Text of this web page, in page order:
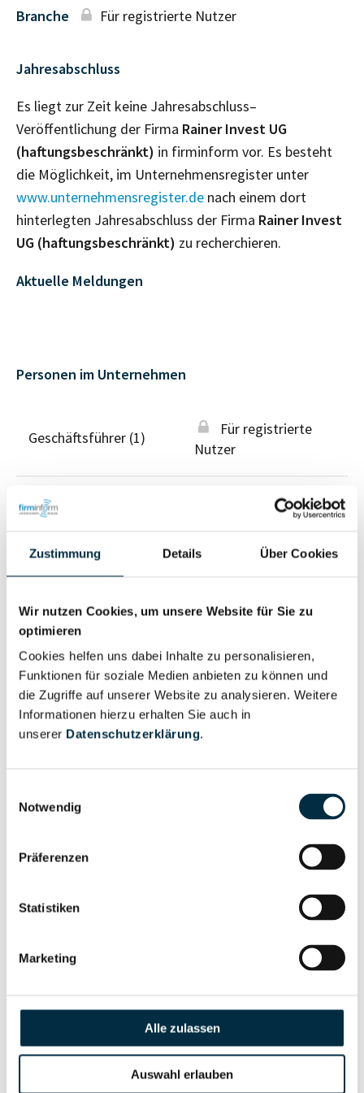
Zustimmung Details Über Cookies
Wir nutzen Cookies, um unsere Website für Sie zu
optimieren
Cookies helfen uns dabei Inhalte zu personalisieren,
Funktionen für soziale Medien anbieten zu können und
die Zugriffe auf unserer Website zu analysieren. Weitere
Informationen hierzu erhalten Sie auch in
unserer Datenschutzerklärung.
Notwendig
Präferenzen
Statistiken
Marketing
Alle zulassen
Auswahl erlauben
Branche Für registrierte Nutzer
Jahresabschluss
Es liegt zur Zeit keine Jahresabschluss–
Veröffentlichung der Firma Rainer Invest UG
(haftungsbeschränkt) in firminform vor. Es besteht
die Möglichkeit, im Unternehmensregister unter
www.unternehmensregister.de nach einem dort
hinterlegten Jahresabschluss der Firma Rainer Invest
UG (haftungsbeschränkt) zu recherchieren.
Aktuelle Meldungen
Personen im Unternehmen
Geschäftsführer (1)
Für registrierte
Nutzer
Wirtschaftlich
Vollständiges
Unternehmensprofil
anfragen
Eigentums- und Kontrollstruktur
Gesellschafterstruktur
Vollständiges
Unternehmensprofil
anfragen
Unternehmensprofil
Berechtigten Pfad
Vollständiges
Unternehmensprofil
PEP- und
Sanktionslistenstatus
Vollständiges
Unternehmensprofil
anfragen